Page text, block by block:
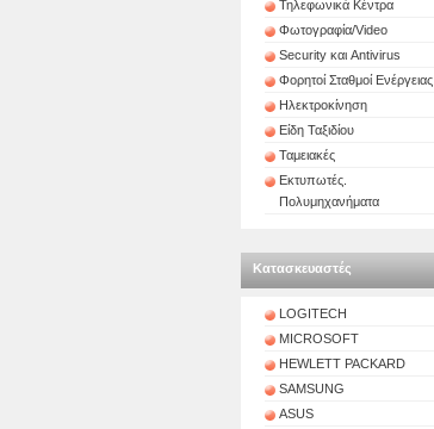
Τηλεφωνικά Κέντρα
Φωτογραφία/Video
Security και Antivirus
Φορητοί Σταθμοί Ενέργειας
Ηλεκτροκίνηση
Είδη Ταξιδίου
Ταμειακές
Εκτυπωτές.
Πολυμηχανήματα
Κατασκευαστές
LOGITECH
MICROSOFT
HEWLETT PACKARD
SAMSUNG
ASUS